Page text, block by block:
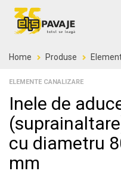
Home Produse
ELEMENTE CANALIZARE
Inele de
cu diametru
mm